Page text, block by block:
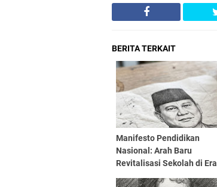
BERITA TERKAIT
Manifesto Pendidikan
Nasional: Arah Baru
Revitalisasi Sekolah di Era